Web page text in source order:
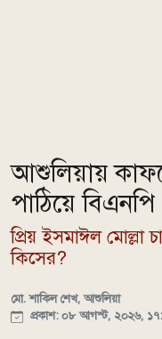
আশুলিয়ায়
পাঠিয়ে
প্রিয় ইসমাঈল মোল্লা
কিসের?
মো. শাকিল শেখ, আশুলিয়া
প্রকাশ: ০৮ আগস্ট, ২০২৬,